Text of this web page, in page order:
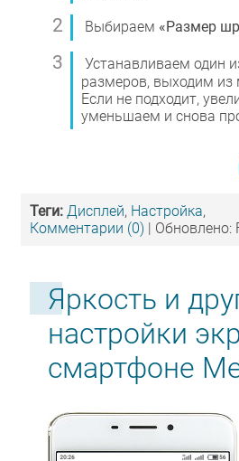
Выбираем «Размер
Устанавливаем один
размеров, выходим
Если не подходит,
уменьшаем и снова
Теги: Дисплей, Настройка,
Комментарии (0) | Обновлено:
Яркость и
настройки
смартфоне